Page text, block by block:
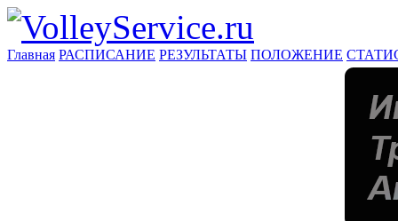
Главная РАСПИСАНИЕ РЕЗУЛЬТАТЫ ПОЛОЖЕНИЕ